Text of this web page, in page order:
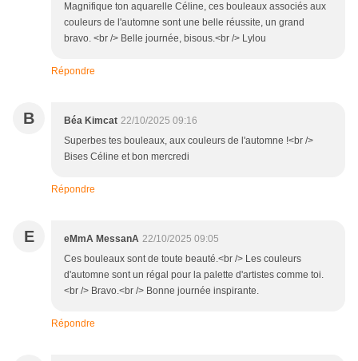
Magnifique ton aquarelle Céline, ces bouleaux associés aux
couleurs de l'automne sont une belle réussite, un grand
bravo. <br /> Belle journée, bisous.<br /> Lylou
Répondre
B Béa Kimcat 22/10/2025 09:16
Superbes tes bouleaux, aux couleurs de l'automne !<br />
Bises Céline et bon mercredi
Répondre
E eMmA MessanA 22/10/2025 09:05
Ces bouleaux sont de toute beauté.<br /> Les couleurs
d'automne sont un régal pour la palette d'artistes comme toi.
<br /> Bravo.<br /> Bonne journée inspirante.
Répondre